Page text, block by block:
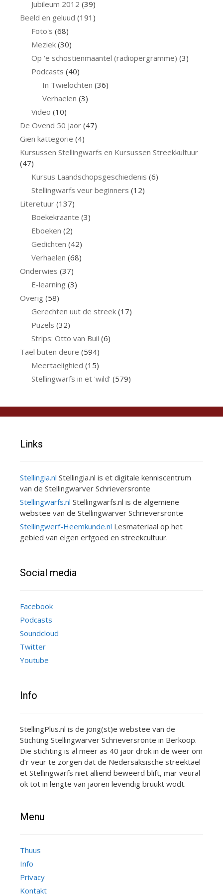
Jubileum 2012 (39)
Beeld en geluud (191)
Foto's (68)
Meziek(30)
Op 'e schostienmaantel (radiopergramme) (3)
Podcasts (40)
In Twielochten (36)
Verhaelen (3)
Video (10)
De Ovend 50 jaor (47)
Gien kattegorie (4)
Kursussen Stellingwarfs en Kursussen Streekkultuur
(47)
Kursus Laandschopsgeschiedenis (6)
Stellingwarfs veur beginners (12)
Literetuur (137)
Boekekraante (3)
Eboeken (2)
Gedichten (42)
Verhaelen (68)
Onderwies (37)
E-learning (3)
Overig (58)
Gerechten uut de streek(17)
Puzels (32)
Strips: Otto van Buil (6)
Tael buten deure (594)
Meertaelighied (15)
Stellingwarfs in et 'wild' (579)
Links
Stellingia.nl Stellingia.nl is et digitale kenniscentrum
van de Stellingwarver Schrieversronte
Stellingwarfs.nl Stellingwarfs.nl is de algemiene
webstee van de Stellingwarver Schrieversronte
Stellingwerf-Heemkunde.nl Lesmateriaal op het
gebied van eigen erfgoed en streekcultuur.
Social media
Facebook
Podcasts
Soundcloud
Twitter
Youtube
Info
StellingPlus.nl is de jong(st)e webstee van de
Stichting Stellingwarver Schrieversronte in Berkoop.
Die stichting is al meer as 40 jaor drok in de weer om
d’r veur te zorgen dat de Nedersaksische streektael
et Stellingwarfs niet alliend beweerd blift, mar veural
ok tot in lengte van jaoren levendig bruukt wodt.
Menu
Thuus
Info
Privacy
Kontakt